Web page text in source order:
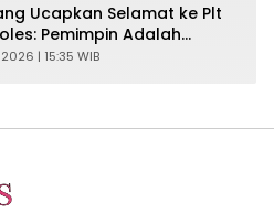
Ucapkan Selamat ke Plt
Pemimpin Adalah
| 15:35 WIB